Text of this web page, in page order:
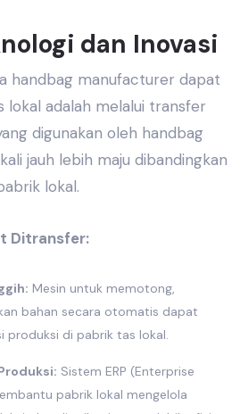
dan Inovasi
handbag manufacturer dapat
lokal adalah melalui transfer
digunakan oleh handbag
jauh lebih maju dibandingkan
lokal.
Ditransfer:
Mesin untuk memotong,
bahan secara otomatis dapat
produksi di pabrik tas lokal.
Sistem ERP (Enterprise
pabrik lokal mengelola